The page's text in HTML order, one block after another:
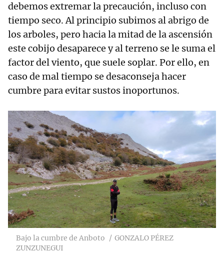
debemos extremar la precaución, incluso con
tiempo seco. Al principio subimos al abrigo de
los arboles, pero hacia la mitad de la ascensión
este cobijo desaparece y al terreno se le suma el
factor del viento, que suele soplar. Por ello, en
caso de mal tiempo se desaconseja hacer
cumbre para evitar sustos inoportunos.
Bajo la cumbre de Anboto
GONZALO PÉREZ
ZUNZUNEGUI